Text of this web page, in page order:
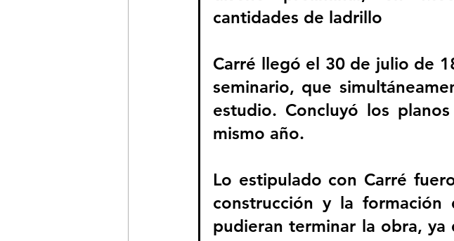
cantidades de ladrillo
Carré llegó el 30 de julio de
seminario, que
estudio. Concluyó los
mismo año.
Lo estipulado con Carré
construcción y la formación
pudieran terminar la obra,